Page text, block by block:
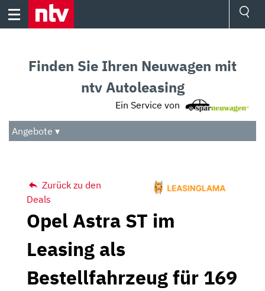
Skip
Audio
Das Beste
Finden Sie Ihren Neuwagen mit
ntv Autoleasing
Ein Service von
Angebote ▾
Zurück zu den
Deals
Opel Astra ST im
Leasing als
Bestellfahrzeug für 169